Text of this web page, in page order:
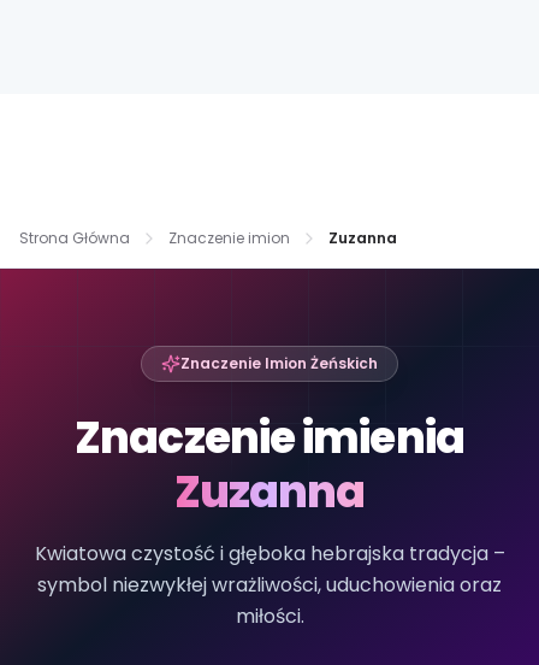
Strona Główna Znaczenie imion Zuzanna
Znaczenie Imion Żeńskich
Znaczenie imienia
Zuzanna
Kwiatowa czystość i głęboka hebrajska tradycja –
symbol niezwykłej wrażliwości, uduchowienia oraz
miłości.